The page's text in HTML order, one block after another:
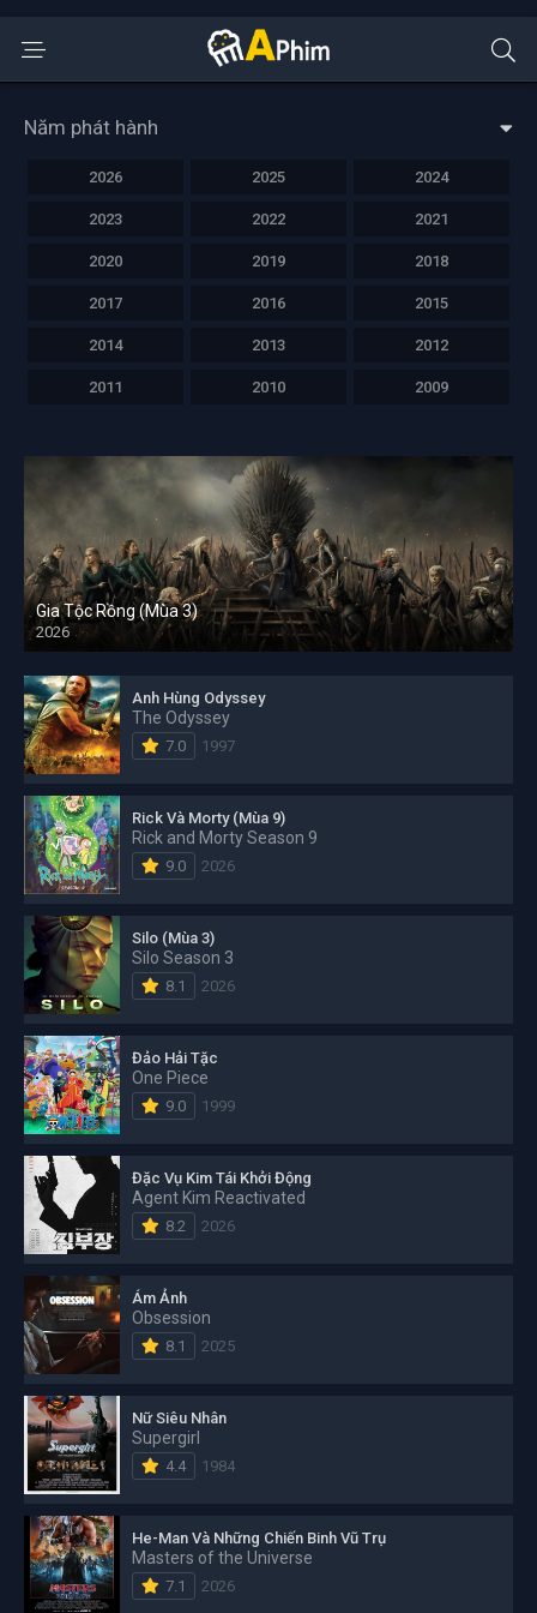
Năm phát hành
2026 2025 2024
2023 2022 2021
2020 2019 2018
2017 2016 2015
2014 2013 2012
2011 2010 2009
Gia Tộc Rồng (Mùa 3)
2026
Anh Hùng Odyssey
The Odyssey
7.0 1997
Rick Và Morty (Mùa 9)
Rick and Morty Season 9
9.0 2026
Silo (Mùa 3)
Silo Season 3
8.1 2026
Đảo Hải Tặc
One Piece
9.0 1999
Đặc Vụ Kim Tái Khởi Động
Agent Kim Reactivated
8.2 2026
Ám Ảnh
Obsession
8.1 2025
Nữ Siêu Nhân
Supergirl
4.4 1984
He-Man Và Những Chiến Binh Vũ Trụ
Masters of the Universe
7.1 2026